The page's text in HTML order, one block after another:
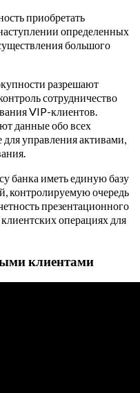
приобретать
определенных
большого
разрешают
сотрудничество
VIP-клиентов.
данные обо всех
управления активами,
банка иметь единую базу
контролируемую очередь
презентационного
операциях для
клиентами